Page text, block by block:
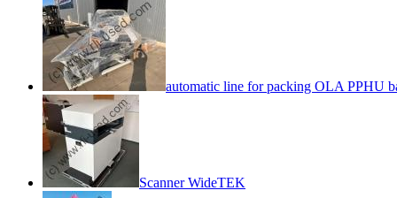
automatic line for packing OLA PPHU
Scanner WideTEK